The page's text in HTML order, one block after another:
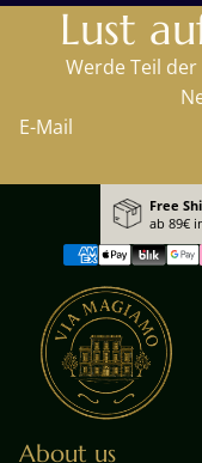
Lust
Werde Teil
E-Mail
Free
ab 89€
About us